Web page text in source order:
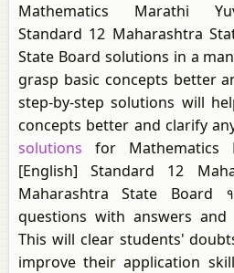
Mathematics Marathi
Standard 12 Maharashtra
State Board solutions in a
grasp basic concepts better
step-by-step solutions will
concepts better and clarify
solutions for Mathematics
[English] Standard 12
Maharashtra State Board
questions with answers and
This will clear students'
improve their application